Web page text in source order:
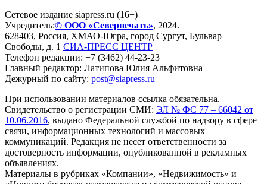
Сетевое издание siapress.ru (16+)
Учредитель:© ООО «Северпечать», 2024.
628403, Россия, ХМАО-Югра, город Сургут, Бульвар
Свободы, д. 1 СИА-ПРЕСС ЦЕНТР
Телефон редакции: +7 (3462) 44-23-23
Главный редактор: Латипова Юлия Альфитовна
Дежурный по сайту: post@siapress.ru
При использовании материалов ссылка обязательна.
Свидетельство о регистрации СМИ: ЭЛ № ФС 77 – 66042 от
10.06.2016, выдано Федеральной службой по надзору в сфере
связи, информационных технологий и массовых
коммуникаций. Редакция не несет ответственности за
достоверность информации, опубликованной в рекламных
объявлениях.
Материалы в рубриках «Компании», «Недвижимость» и